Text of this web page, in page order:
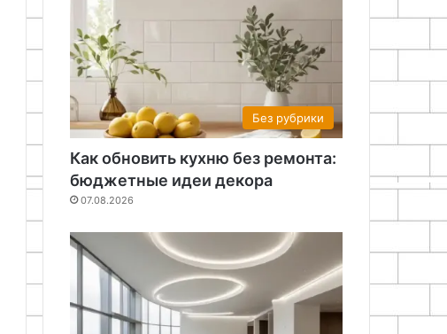
Без рубрики
Как обновить кухню без ремонта:
бюджетные идеи декора
07.08.2026